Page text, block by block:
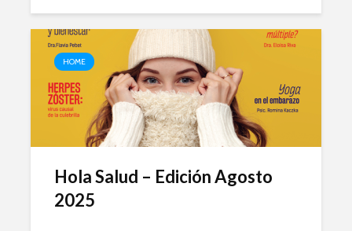
HOME
Hola Salud – Edición Agosto
2025